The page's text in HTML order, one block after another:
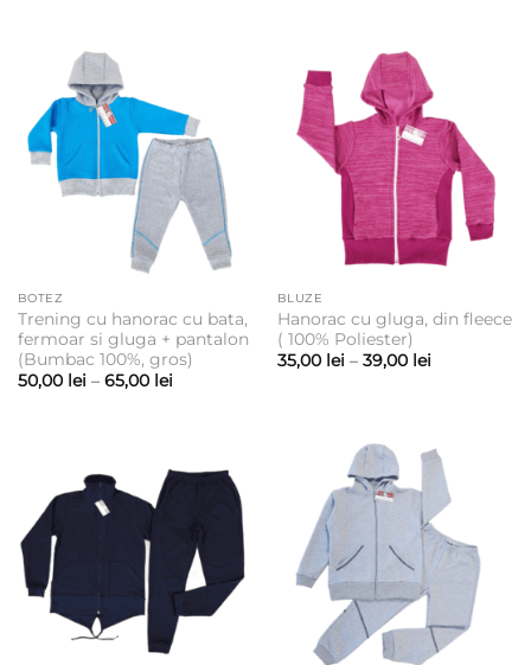
BOTEZ
Trening cu hanorac cu bata,
fermoar si gluga + pantalon
(Bumbac 100%, gros)
50,00 lei – 65,00 leiInterval
65,00 lei
BLUZE
Hanorac cu gluga, din fleece
( 100% Poliester)
35,00 lei – 39,00 leiInterval
39,00 lei